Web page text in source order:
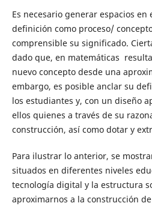
Es necesario generar espacios
definición como proceso/
comprensible su significado.
dado que, en matemáticas
nuevo concepto desde una
embargo, es posible anclar su
los estudiantes y, con un diseño
ellos quienes a través de su
construcción, así como dotar y
Para ilustrar lo anterior, se
situados en diferentes niveles
tecnología digital y la estructura
aproximarnos a la construcción